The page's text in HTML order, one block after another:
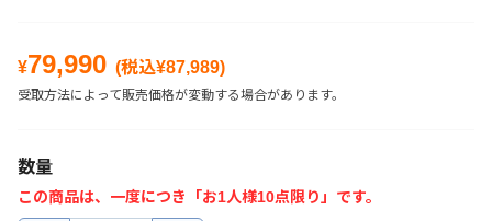
¥79,990 (税込¥87,989)
受取方法によって販売価格が変動する場合があります。
数量
この商品は、一度につき「お1人様10点限り」です。